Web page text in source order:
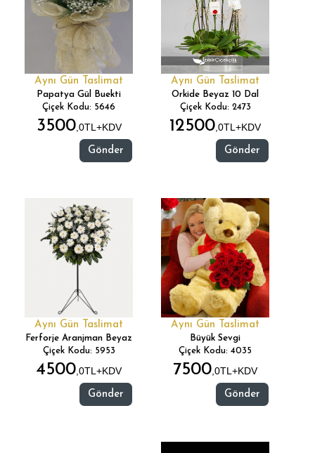
Aynı Gün Taslimat
Papatya Gül Buekti
Çiçek Kodu: 5646
3500,0TL+KDV
Gönder
Aynı Gün Taslimat
Orkide Beyaz 10 Dal
Çiçek Kodu: 2473
12500,0TL+KDV
Gönder
Aynı Gün Taslimat
Ferforje Aranjman Beyaz
Çiçek Kodu: 5953
4500,0TL+KDV
Gönder
Aynı Gün Taslimat
Büyük Sevgi
Çiçek Kodu: 4035
7500,0TL+KDV
Gönder